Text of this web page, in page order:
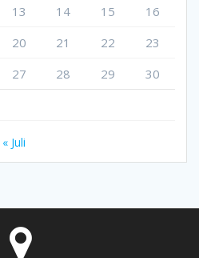
13 14 15
16
20 21 22
23
27 28 29
30
« Juli